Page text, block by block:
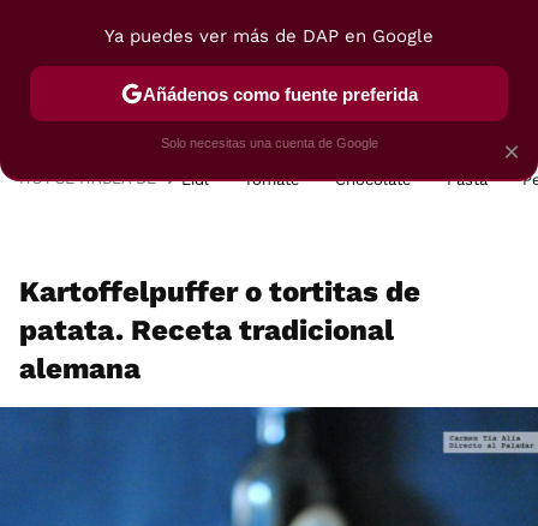
POSTRES VIAJES SELECCIÓN VEGUI
HOY SE HABLA DE Lidl Tomate Chocolate Pasta
Kartoffelpuffer o tortitas de
patata. Receta tradicional
alemana
×
Ya puedes ver más de DAP en Google
Añádenos como fuente preferida
Solo necesitas una cuenta de Google